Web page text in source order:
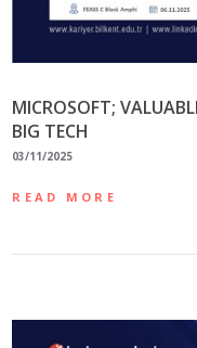
MICROSOFT;
BIG TECH
03/11/2025
READ MORE